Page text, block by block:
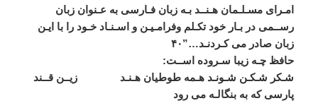
امـرای مسـلـمان هـنــد بـه زبان فـارسی به عـنوان زبان
رســمی در بـار خود تکـلم وفرامـيـن و اسـنـاد خـود را با ايـن
زبان صادر می ‌کـردنـد…”۴۰
حافظ چـه زيبا سـروده اســت:
شـکر شـکـن شـونـد هـمه طوطيان هـنـد زيــن قــند
پارسی که به بنگالـه می رود